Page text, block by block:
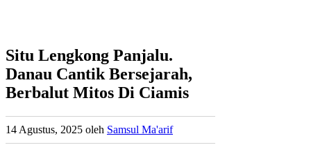
Situ Lengkong Panjalu.
Danau Cantik Bersejarah,
Berbalut Mitos Di Ciamis
14 Agustus, 2025 oleh Samsul Ma'arif